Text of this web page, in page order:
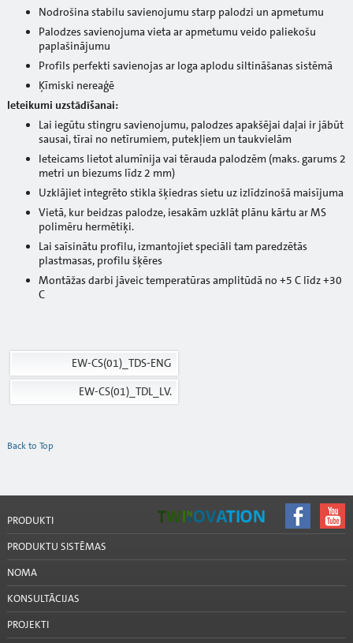
Nodrošina stabilu savienojumu starp palodzi un apmetumu
Palodzes savienojuma vieta ar apmetumu veido paliekošu
paplašinājumu
Profils perfekti savienojas ar loga aplodu siltināšanas sistēmā
Ķīmiski nereaģē
Ieteikumi uzstādīšanai:
Lai iegūtu stingru savienojumu, palodzes apakšējai daļai ir jābūt
sausai, tīrai no netīrumiem, putekļiem un taukvielām
Ieteicams lietot alumīnija vai tērauda palodzēm (maks. garums 2
metri un biezums līdz 2 mm)
Uzklājiet integrēto stikla šķiedras sietu uz izlīdzinošā maisījuma
Vietā, kur beidzas palodze, iesakām uzklāt plānu kārtu ar MS
polimēru hermētiķi.
Lai saīsinātu profilu, izmantojiet speciāli tam paredzētās
plastmasas, profilu šķēres
Montāžas darbi jāveic temperatūras amplitūdā no +5 C līdz +30
C
EW-CS(01)_TDS-ENG
EW-CS(01)_TDL_LV.
Back to Top
PRODUKTI
PRODUKTU SISTĒMAS
NOMA
KONSULTĀCIJAS
PROJEKTI